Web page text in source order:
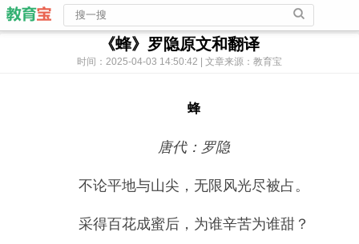
《蜂》罗隐原文和翻译
时间：2025-04-03 14:50:42 | 文章来源：教育宝
蜂
唐代：罗隐
不论平地与山尖，无限风光尽被占。
采得百花成蜜后，为谁辛苦为谁甜？